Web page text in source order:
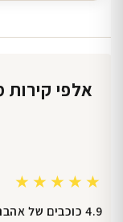
אלפי קירות
★★★★★
4.9 כוכבים של אהבה: הדירוג הממוצע מלקוחות מאושרים